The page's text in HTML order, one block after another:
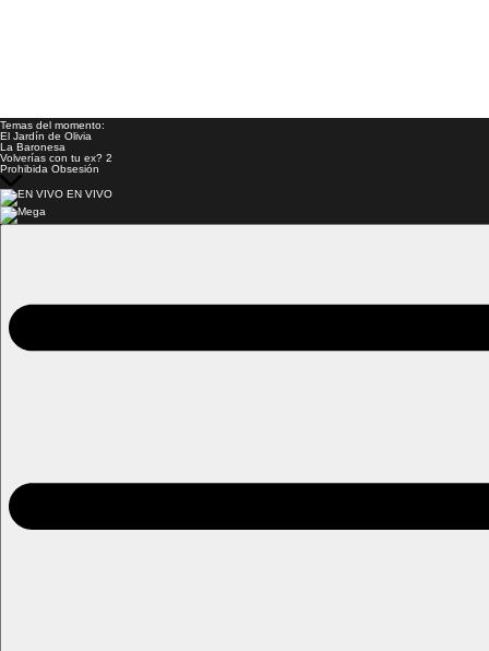
Temas del momento:
El Jardín de Olivia
La Baronesa
Volverías con tu ex? 2
Prohibida Obsesión
EN VIVO